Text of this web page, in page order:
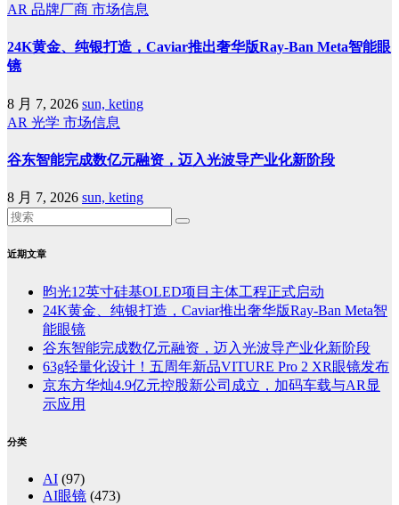
AR 品牌厂商 市场信息
24K黄金、纯银打造，Caviar推出奢华版Ray-Ban Meta智能眼
镜
8 月 7, 2026 sun, keting
AR 光学 市场信息
谷东智能完成数亿元融资，迈入光波导产业化新阶段
8 月 7, 2026 sun, keting
近期文章
昀光12英寸硅基OLED项目主体工程正式启动
24K黄金、纯银打造，Caviar推出奢华版Ray-Ban Meta智
能眼镜
谷东智能完成数亿元融资，迈入光波导产业化新阶段
63g轻量化设计！五周年新品VITURE Pro 2 XR眼镜发布
京东方华灿4.9亿元控股新公司成立，加码车载与AR显
示应用
分类
AI (97)
AI眼镜 (473)